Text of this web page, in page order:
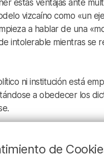
estas ventajas ante
vizcaíno como «un
a hablar de una
intolerable mientras se
ni institución está
a obedecer los
que el sistema
de